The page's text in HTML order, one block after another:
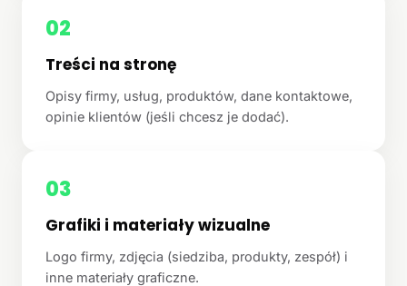
02
Treści na stronę
Opisy firmy, usług, produktów, dane kontaktowe,
opinie klientów (jeśli chcesz je dodać).
03
Grafiki i materiały wizualne
Logo firmy, zdjęcia (siedziba, produkty, zespół) i
inne materiały graficzne.